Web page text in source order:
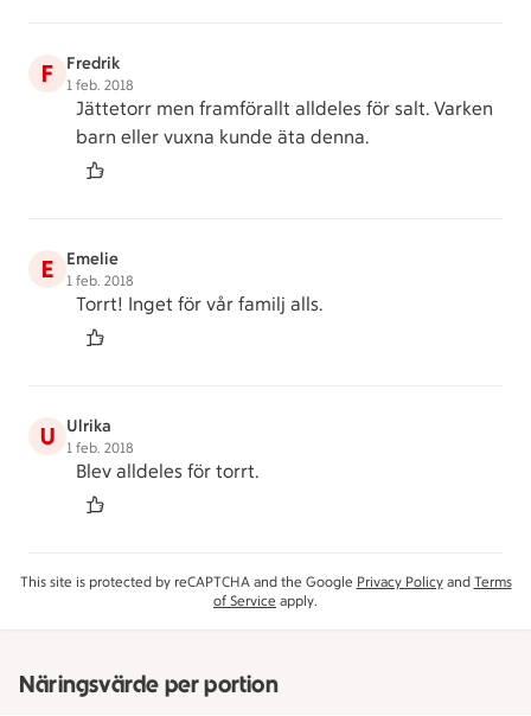
F Fredrik
1 feb. 2018
Jättetorr men framförallt alldeles för salt. Varken
barn eller vuxna kunde äta denna.
E Emelie
1 feb. 2018
Torrt! Inget för vår familj alls.
U Ulrika
1 feb. 2018
Blev alldeles för torrt.
This site is protected by reCAPTCHA and the Google Privacy Policyand Terms
of Service apply.
Näringsvärde per portion